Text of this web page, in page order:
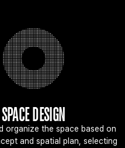
SPACE DESIGN
organize the space based on
and spatial plan, selecting